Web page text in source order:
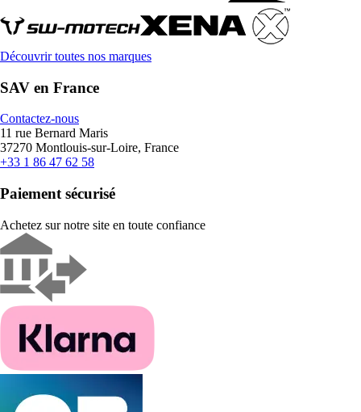
Découvrir toutes nos marques
SAV en France
Contactez-nous
11 rue Bernard Maris
37270 Montlouis-sur-Loire, France
+33 1 86 47 62 58
Paiement sécurisé
Achetez sur notre site en toute confiance